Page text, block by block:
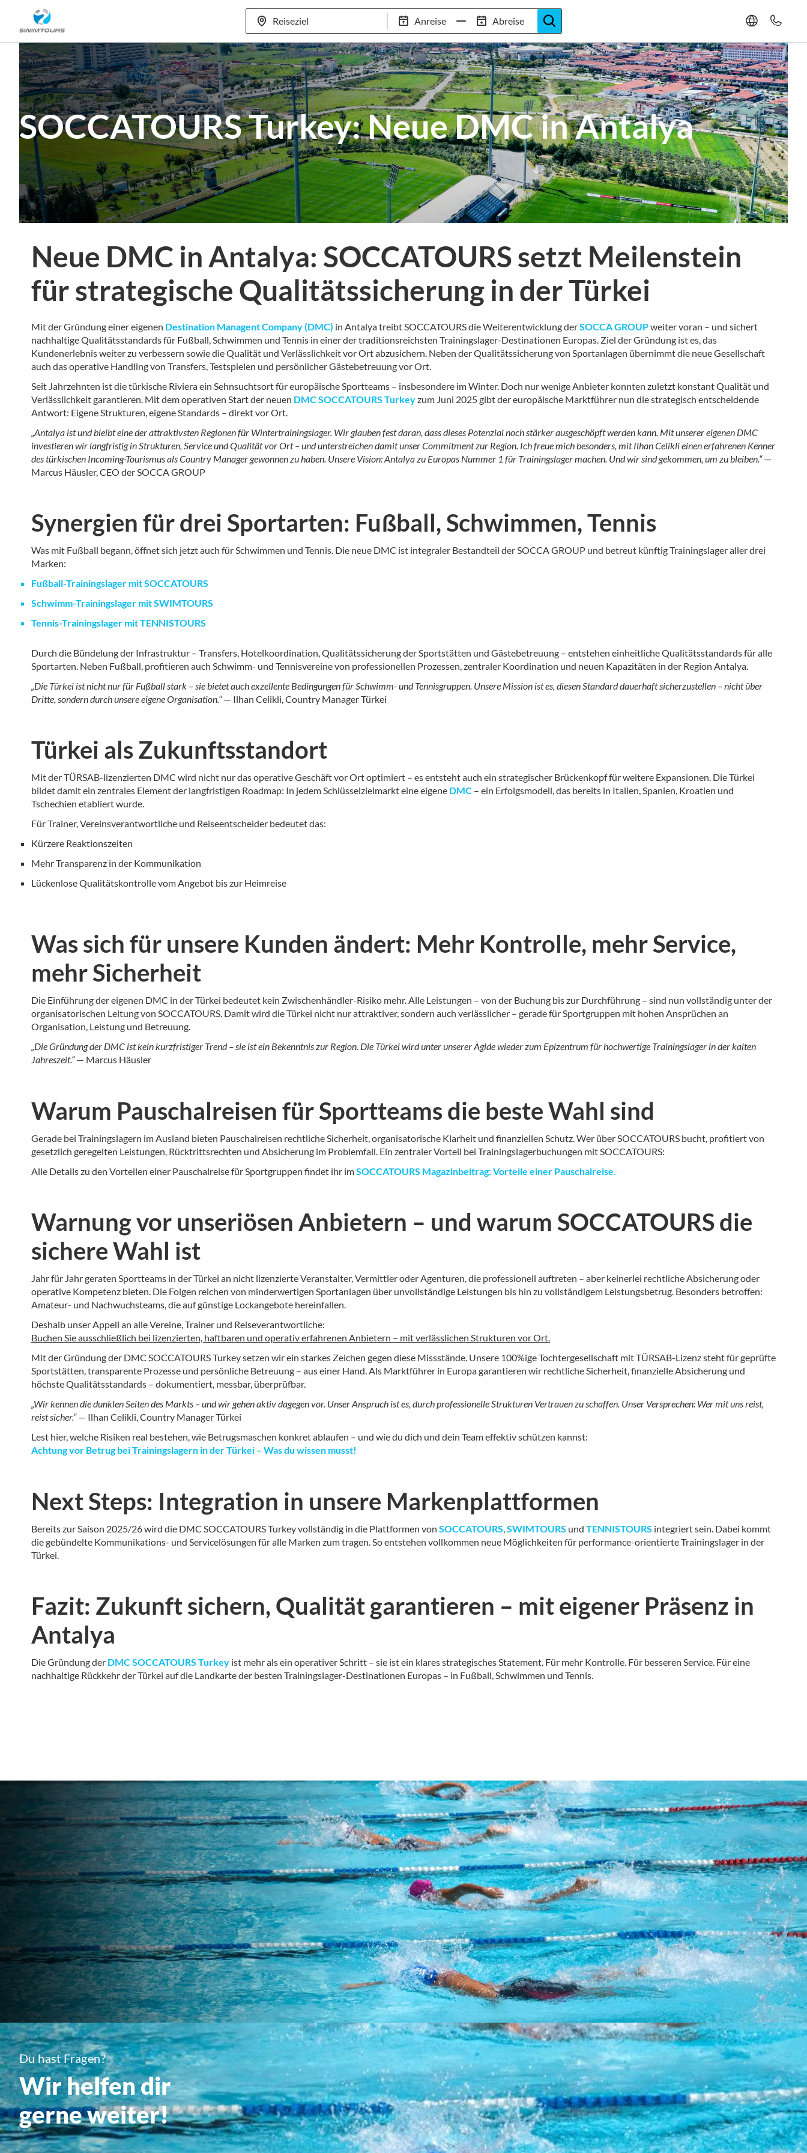
Anreise Abreise
Mehr als 80 Standorte 97,8% Weiterempfehlungsrate 20+ Jahre Trainingslager-Expertise
SOCCATOURS Turkey: Neue DMC in Antalya
Neue DMC in Antalya: SOCCATOURS setzt Meilenstein
für strategische Qualitätssicherung in der Türkei
Mit der Gründung einer eigenen Destination Managent Company (DMC) in Antalya treibt SOCCATOURS die Weiterentwicklung derSOCCA GROUPweiter voran – und sichert
nachhaltige Qualitätsstandards für Fußball, Schwimmen und Tennis in einer der traditionsreichsten Trainingslager-Destinationen Europas. Ziel der Gründung ist es, das
Kundenerlebnis weiter zu verbessern sowie die Qualität und Verlässlichkeit vor Ort abzusichern. Neben der Qualitätssicherung von Sportanlagen übernimmt die neue Gesellschaft
auch das operative Handling von Transfers, Testspielen und persönlicher Gästebetreuung vor Ort.
Seit Jahrzehnten ist die türkische Riviera ein Sehnsuchtsort für europäische Sportteams – insbesondere im Winter. Doch nur wenige Anbieter konnten zuletzt konstant Qualität und
Verlässlichkeit garantieren. Mit dem operativen Start der neuen DMC SOCCATOURS Turkeyzum Juni 2025 gibt der europäische Marktführer nun die strategisch entscheidende
Antwort: Eigene Strukturen, eigene Standards – direkt vor Ort.
„Antalya ist und bleibt eine der attraktivsten Regionen für Wintertrainingslager. Wir glauben fest daran, dass dieses Potenzial noch stärker ausgeschöpft werden kann. Mit unserer eigenen DMC
investieren wir langfristig in Strukturen, Service und Qualität vor Ort – und unterstreichen damit unser Commitment zur Region. Ich freue mich besonders, mit Ilhan Celikli einen erfahrenen Kenner
des türkischen Incoming-Tourismus als Country Manager gewonnen zu haben. Unsere Vision: Antalya zu Europas Nummer 1 für Trainingslager machen. Und wir sind gekommen, um zu bleiben.“—
Marcus Häusler, CEO der SOCCA GROUP
Synergien für drei Sportarten: Fußball, Schwimmen, Tennis
Was mit Fußball begann, öffnet sich jetzt auch für Schwimmen und Tennis. Die neue DMC ist integraler Bestandteil der SOCCA GROUP und betreut künftig Trainingslager aller drei
Marken:
Fußball-Trainingslager mit SOCCATOURS
Schwimm-Trainingslager mit SWIMTOURS
Tennis-Trainingslager mit TENNISTOURS
Durch die Bündelung der Infrastruktur – Transfers, Hotelkoordination, Qualitätssicherung der Sportstätten und Gästebetreuung – entstehen einheitliche Qualitätsstandards für alle
Sportarten. Neben Fußball, profitieren auch Schwimm- und Tennisvereine von professionellen Prozessen, zentraler Koordination und neuen Kapazitäten in der Region Antalya.
„Die Türkei ist nicht nur für Fußball stark – sie bietet auch exzellente Bedingungen für Schwimm- und Tennisgruppen. Unsere Mission ist es, diesen Standard dauerhaft sicherzustellen – nicht über
Dritte, sondern durch unsere eigene Organisation.“— Ilhan Celikli, Country Manager Türkei
Türkei als Zukunftsstandort
Mit der TÜRSAB-lizenzierten DMC wird nicht nur das operative Geschäft vor Ort optimiert – es entsteht auch ein strategischer Brückenkopf für weitere Expansionen. Die Türkei
bildet damit ein zentrales Element der langfristigen Roadmap: In jedem Schlüsselzielmarkt eine eigene DMC – ein Erfolgsmodell, das bereits in Italien, Spanien, Kroatien und
Tschechien etabliert wurde.
Für Trainer, Vereinsverantwortliche und Reiseentscheider bedeutet das:
Kürzere Reaktionszeiten
Mehr Transparenz in der Kommunikation
Lückenlose Qualitätskontrolle vom Angebot bis zur Heimreise
Was sich für unsere Kunden ändert: Mehr Kontrolle, mehr Service,
mehr Sicherheit
Die Einführung der eigenen DMC in der Türkei bedeutet kein Zwischenhändler-Risiko mehr. Alle Leistungen – von der Buchung bis zur Durchführung – sind nun vollständig unter der
organisatorischen Leitung von SOCCATOURS. Damit wird die Türkei nicht nur attraktiver, sondern auch verlässlicher – gerade für Sportgruppen mit hohen Ansprüchen an
Organisation, Leistung und Betreuung.
„Die Gründung der DMC ist kein kurzfristiger Trend – sie ist ein Bekenntnis zur Region. Die Türkei wird unter unserer Ägide wieder zum Epizentrum für hochwertige Trainingslager in der kalten
Jahreszeit.“— Marcus Häusler
Warum Pauschalreisen für Sportteams die beste Wahl sind
Gerade bei Trainingslagern im Ausland bieten Pauschalreisen rechtliche Sicherheit, organisatorische Klarheit und finanziellen Schutz. Wer über SOCCATOURS bucht, profitiert von
gesetzlich geregelten Leistungen, Rücktrittsrechten und Absicherung im Problemfall. Ein zentraler Vorteil bei Trainingslagerbuchungen mit SOCCATOURS:
Alle Details zu den Vorteilen einer Pauschalreise für Sportgruppen findet ihr imSOCCATOURS Magazinbeitrag: Vorteile einer Pauschalreise.
Warnung vor unseriösen Anbietern – und warum SOCCATOURS die
sichere Wahl ist
Jahr für Jahr geraten Sportteams in der Türkei an nicht lizenzierte Veranstalter, Vermittler oder Agenturen, die professionell auftreten – aber keinerlei rechtliche Absicherung oder
operative Kompetenz bieten. Die Folgen reichen von minderwertigen Sportanlagen über unvollständige Leistungen bis hin zu vollständigem Leistungsbetrug. Besonders betroffen:
Amateur- und Nachwuchsteams, die auf günstige Lockangebote hereinfallen.
Deshalb unser Appell an alle Vereine, Trainer und Reiseverantwortliche:
Buchen Sie ausschließlich bei lizenzierten, haftbaren und operativ erfahrenen Anbietern – mit verlässlichen Strukturen vor Ort.
Mit der Gründung der DMC SOCCATOURS Turkey setzen wir ein starkes Zeichen gegen diese Missstände. Unsere 100%ige Tochtergesellschaft mit TÜRSAB-Lizenz steht für geprüfte
Sportstätten, transparente Prozesse und persönliche Betreuung – aus einer Hand. Als Marktführer in Europa garantieren wir rechtliche Sicherheit, finanzielle Absicherung und
höchste Qualitätsstandards – dokumentiert, messbar, überprüfbar.
„Wir kennen die dunklen Seiten des Markts – und wir gehen aktiv dagegen vor. Unser Anspruch ist es, durch professionelle Strukturen Vertrauen zu schaffen. Unser Versprechen: Wer mit uns reist,
reist sicher.“— Ilhan Celikli, Country Manager Türkei
Lest hier, welche Risiken real bestehen, wie Betrugsmaschen konkret ablaufen – und wie du dich und dein Team effektiv schützen kannst:
Achtung vor Betrug bei Trainingslagern in der Türkei – Was du wissen musst!
Next Steps: Integration in unsere Markenplattformen
Bereits zur Saison 2025/26 wird die DMC SOCCATOURS Turkey vollständig in die Plattformen von SOCCATOURS SWIMTOURS und TENNISTOURS integriert sein. Dabei kommt
die gebündelte Kommunikations- und Servicelösungen für alle Marken zum tragen. So entstehen vollkommen neue Möglichkeiten für performance-orientierte Trainingslager in der
Türkei.
Fazit: Zukunft sichern, Qualität garantieren – mit eigener Präsenz in
Antalya
Die Gründung der DMC SOCCATOURS Turkey ist mehr als ein operativer Schritt – sie ist ein klares strategisches Statement. Für mehr Kontrolle. Für besseren Service. Für eine
nachhaltige Rückkehr der Türkei auf die Landkarte der besten Trainingslager-Destinationen Europas – in Fußball, Schwimmen und Tennis.
Du hast Fragen?
Wir helfen dir
gerne weiter!